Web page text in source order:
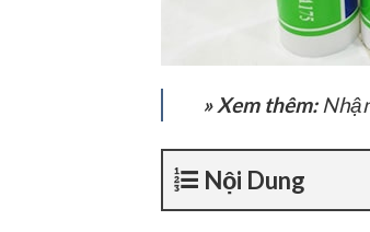
» Xem thêm:
Nội Dung